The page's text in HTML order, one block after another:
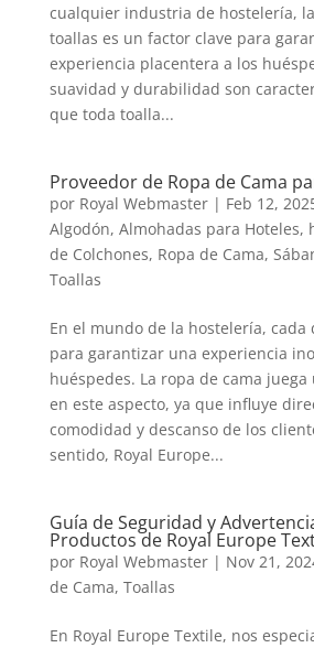
cualquier industria de hostelería,
toallas es un factor clave para
experiencia placentera a los
suavidad y durabilidad son
que toda toalla...
Proveedor de Ropa de Cama
por Royal Webmaster| Feb 12,
Algodón, Almohadas para Hoteles,
de Colchones, Ropa de Cama,
Toallas
En el mundo de la hostelería, cada
para garantizar una experiencia
huéspedes. La ropa de cama
en este aspecto, ya que influye
comodidad y descanso de los
sentido, Royal Europe...
Guía de Seguridad y
Productos de Royal Europe
por Royal Webmaster| Nov 21,
de Cama, Toallas
En Royal Europe Textile, nos